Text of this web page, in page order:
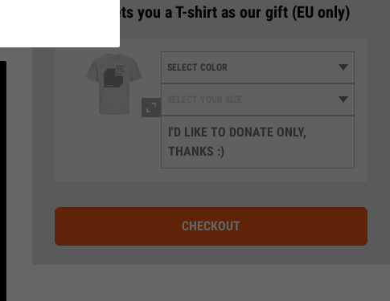
€50 gets you a T-shirt as our gift (EU only)
I'D LIKE TO DONATE ONLY,
THANKS :)
CHECKOUT